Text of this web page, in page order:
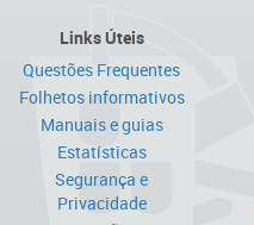
Links Úteis
Questões Frequentes
Folhetos informativos
Manuais e guias
Estatísticas
Segurança e
Privacidade